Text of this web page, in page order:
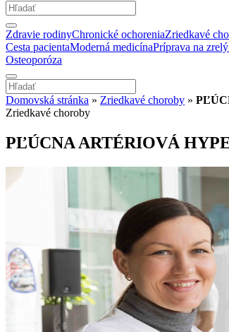
Zdravie rodinyChronické ochoreniaZriedkavé
Cesta pacientaModerná medicínaPríprava na
Osteoporóza
Domovská stránka » Zriedkavé choroby »
Zriedkavé choroby
PĽÚCNA ARTÉRIOVÁ